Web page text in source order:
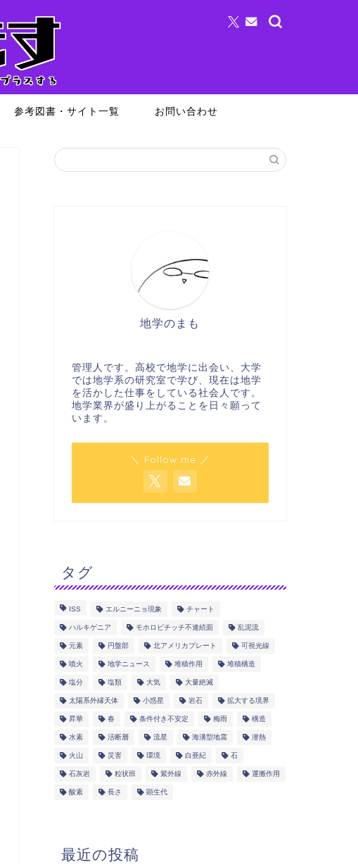
参考図書・サイト一覧 お問い合わせ
地学のまも
管理人です。高校で地学に出会い、大学
では地学系の研究室で学び、現在は地学
を活かした仕事をしている社会人です。
地学業界が盛り上がることを日々願って
います。
＼ Follow me ／
タグ
ISS エルニーニョ現象 チャート
ハルキゲニア モホロビチッチ不連続面 乱泥流
元素 円盤部 北アメリカプレート 可視光線
噴火 地学ニュース 堆積作用 堆積構造
塩分 塩類 大気 大量絶滅
太陽系外縁天体 小惑星 岩石 拡大する境界
昇華 春 条件付き不安定 梅雨 構造
水素 活断層 流星 海溝型地震 潜熱
火山 災害 環境 白亜紀 石
石灰岩 粒状班 紫外線 赤外線 運搬作用
酸素 長さ 顕生代
最近の投稿